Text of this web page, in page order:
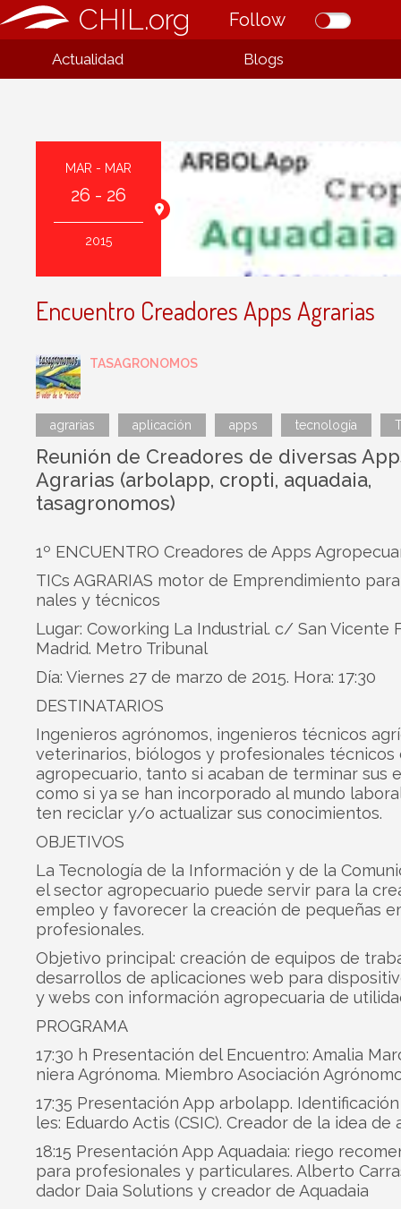
CHIL.org Follow
Actualidad Blogs
MAR - MAR
26 - 26
2015
Encuentro Creadores Apps Agrarias
TASAGRONOMOS
agrarias aplicación apps tecnología
Reunión de Creadores de diversas
Agrarias (arbolapp, cropti, aquadaia,
tasagronomos)
1º ENCUENTRO Creadores de Apps
TICs AGRARIAS motor de Empren­di­miento
na­les y técnicos
Lugar: Cowor­king La Indus­trial. c/ San Vicente
Madrid. Metro Tribunal
Día: Vier­nes 27 de marzo de 2015. Hora: 17:30
DESTINATARIOS
Inge­nie­ros agró­no­mos, inge­nie­ros téc­ni­cos
vete­ri­na­rios, bió­lo­gos y pro­fe­sio­na­les téc­ni­cos
agro­pe­cua­rio, tanto si aca­ban de ter­mi­nar sus
como si ya se han incor­po­rado al mundo
ten reci­clar y/o actua­li­zar sus conocimientos.
OBJETIVOS
La Tec­no­lo­gía de la Infor­ma­ción y de la
el sec­tor agro­pe­cua­rio puede ser­vir para la
empleo y favo­re­cer la crea­ción de peque­ñas
profesionales.
Obje­tivo prin­ci­pal: crea­ción de equi­pos de
desa­rro­llos de apli­ca­cio­nes web para
y webs con infor­ma­ción agro­pe­cua­ria de
PROGRAMA
17:30 h Pre­sen­ta­ción del Encuen­tro: Ama­lia
niera Agró­noma. Miem­bro Aso­cia­ción
17:35 Pre­sen­ta­ción App arbo­lapp.
les: Eduardo Actis (CSIC). Crea­dor de la idea de
18:15 Pre­sen­ta­ción App Aqua­daia: riego
para pro­fe­sio­na­les y par­ti­cu­la­res. Alberto
da­dor Daia Solu­tions y crea­dor de Aquadaia